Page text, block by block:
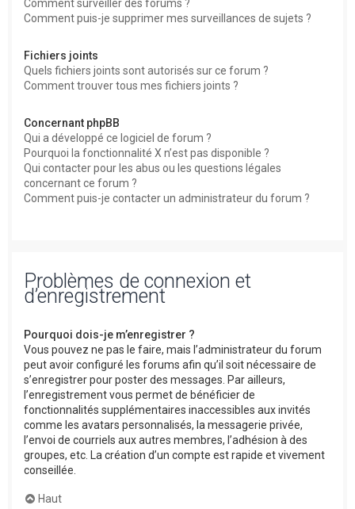
Comment surveiller des forums ?
Comment puis-je supprimer mes surveillances de sujets ?
Fichiers joints
Quels fichiers joints sont autorisés sur ce forum ?
Comment trouver tous mes fichiers joints ?
Concernant phpBB
Qui a développé ce logiciel de forum ?
Pourquoi la fonctionnalité X n’est pas disponible ?
Qui contacter pour les abus ou les questions légales
concernant ce forum ?
Comment puis-je contacter un administrateur du forum ?
Problèmes de connexion et
d’enregistrement
Pourquoi dois-je m’enregistrer ?
Vous pouvez ne pas le faire, mais l’administrateur du forum
peut avoir configuré les forums afin qu’il soit nécessaire de
s’enregistrer pour poster des messages. Par ailleurs,
l’enregistrement vous permet de bénéficier de
fonctionnalités supplémentaires inaccessibles aux invités
comme les avatars personnalisés, la messagerie privée,
l’envoi de courriels aux autres membres, l’adhésion à des
groupes, etc. La création d’un compte est rapide et vivement
conseillée.
Haut